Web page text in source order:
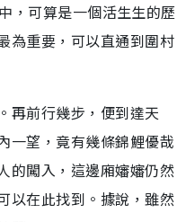
，可算是一個活生生的歷
為重要，可以直通到圍村
再前行幾步，便到達天
一望，竟有幾條錦鯉優哉
的闖入，這邊廂嬸嬸仍然
以在此找到。據說，雖然